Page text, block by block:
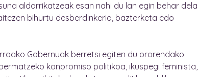
aldarrikatzeak esan nahi du lan egin behar dela
bihurtu desberdinkeria, bazterketa edo
Gobernuak berretsi egiten du ororendako
konpromiso politikoa, ikuspegi feminista,